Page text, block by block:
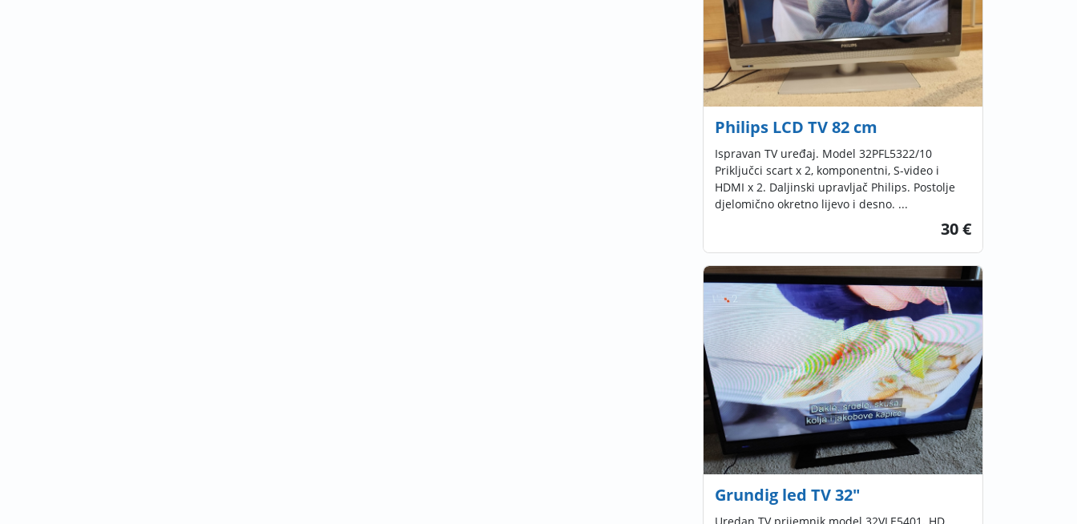
Philips LCD TV 82 cm
Ispravan TV uređaj. Model 32PFL5322/10
Priključci scart x 2, komponentni, S-video i
HDMI x 2. Daljinski upravljač Philips. Postolje
djelomično okretno lijevo i desno. ...
30 €
Grundig led TV 32"